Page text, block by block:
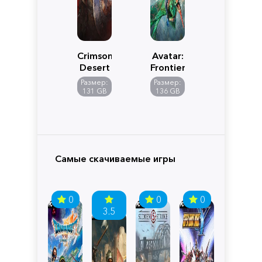
Crimson
Desert
Размер:
131 GB
Avatar:
Frontiers
of
Pandora
Размер:
136 GB
Самые скачиваемые игры
0
3.5
0 0